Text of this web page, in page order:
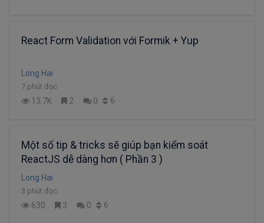
React Form Validation với Formik + Yup
Long Hai
7 phút đọc
13.7K 2 0 6
Một số tip & tricks sẽ giúp bạn kiểm soát
ReactJS dễ dàng hơn ( Phần 3 )
Long Hai
3 phút đọc
630 3 0 6